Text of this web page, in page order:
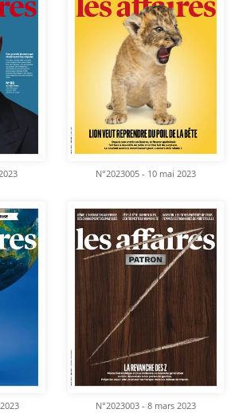
N°2023005 - 10 mai 2023
N°2023003 - 8 mars 2023